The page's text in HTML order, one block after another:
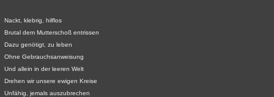
Nackt, klebrig, hilflos
Brutal dem Mutterschoß entrissen
Dazu genötigt, zu leben
Ohne Gebrauchsanweisung
Und allein in der leeren Welt
Drehen wir unsere ewigen Kreise
Unfähig, jemals auszubrechen